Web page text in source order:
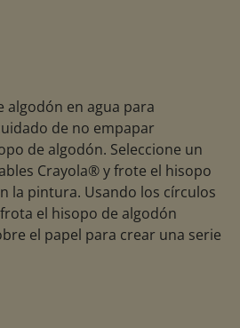
algodón en agua para
de no empapar
de algodón. Seleccione un
Crayola® y frote el hisopo
la pintura. Usando los círculos
el hisopo de algodón
el papel para crear una serie